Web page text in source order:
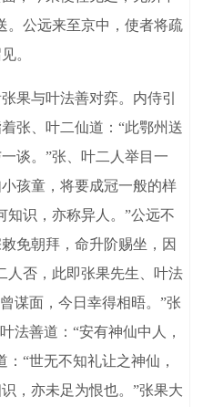
。公远来至京中，使者将疏
。
与叶法善对弈。内侍引
张、叶二仙道：“此鄂州送
谈。”张、叶二人举目一
孩童，将要成冠一般的样
知识，亦称异人。”公远不
免朝拜，命升阶赐坐，因
人否，此即张果先生、叶法
谋面，今日幸得相晤。”张
法善道：“安有神仙中人，
“世无不知礼让之神仙，
，亦未足为恨也。”张果大